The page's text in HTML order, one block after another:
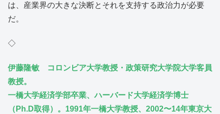
は、産業界の大きな決断とそれを支持する政治力が必要
だ。
◇
伊藤隆敏 コロンビア大学教授・政策研究大学院大学客員
教授。
一橋大学経済学部卒業、ハーバード大学経済学博士
（Ph.D取得）。1991年一橋大学教授、2002〜14年東京大